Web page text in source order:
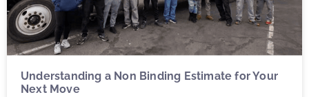
Understanding a Non Binding Estimate for Your
Next Move